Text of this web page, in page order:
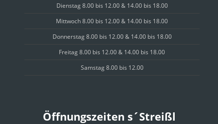
Dienstag 8.00 bis 12.00 & 14.00 bis 18.00
Mittwoch 8.00 bis 12.00 & 14.00 bis 18.00
Donnerstag 8.00 bis 12.00 & 14.00 bis 18.00
Freitag 8.00 bis 12.00 & 14.00 bis 18.00
Samstag 8.00 bis 12.00
Öffnungszeiten s´Streißl